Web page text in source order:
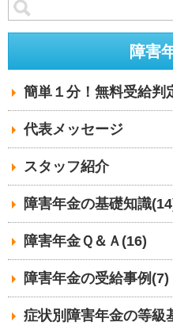
障害
簡単１分！無料受給判
代表メッセージ
スタッフ紹介
障害年金の基礎知識
障害年金Ｑ＆Ａ(16)
障害年金の受給事例(7)
症状別障害年金の等級